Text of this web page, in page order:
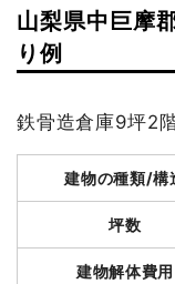
木造住宅30坪1階建
木造蔵18坪2階建て
養生費
犬走り撤去
浄化槽・便槽撤去
植木・植栽撤去
山梨県中巨摩
り例
鉄骨造倉庫9坪2
建物の種類/構
坪数
建物解体費用